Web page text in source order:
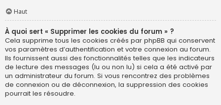
Haut
À quoi sert « Supprimer les cookies du forum » ?
Cela supprime tous les cookies créés par phpBB qui conservent
vos paramètres d’authentification et votre connexion au forum.
Ils fournissent aussi des fonctionnalités telles que les indicateurs
de lecture des messages (lu ou non lu) si cela a été activé par
un administrateur du forum. Si vous rencontrez des problèmes
de connexion ou de déconnexion, la suppression des cookies
pourrait les résoudre.